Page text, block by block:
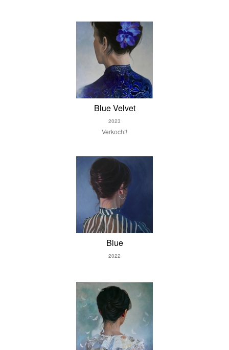
Blue Velvet
2023
Verkocht!
Blue
2022